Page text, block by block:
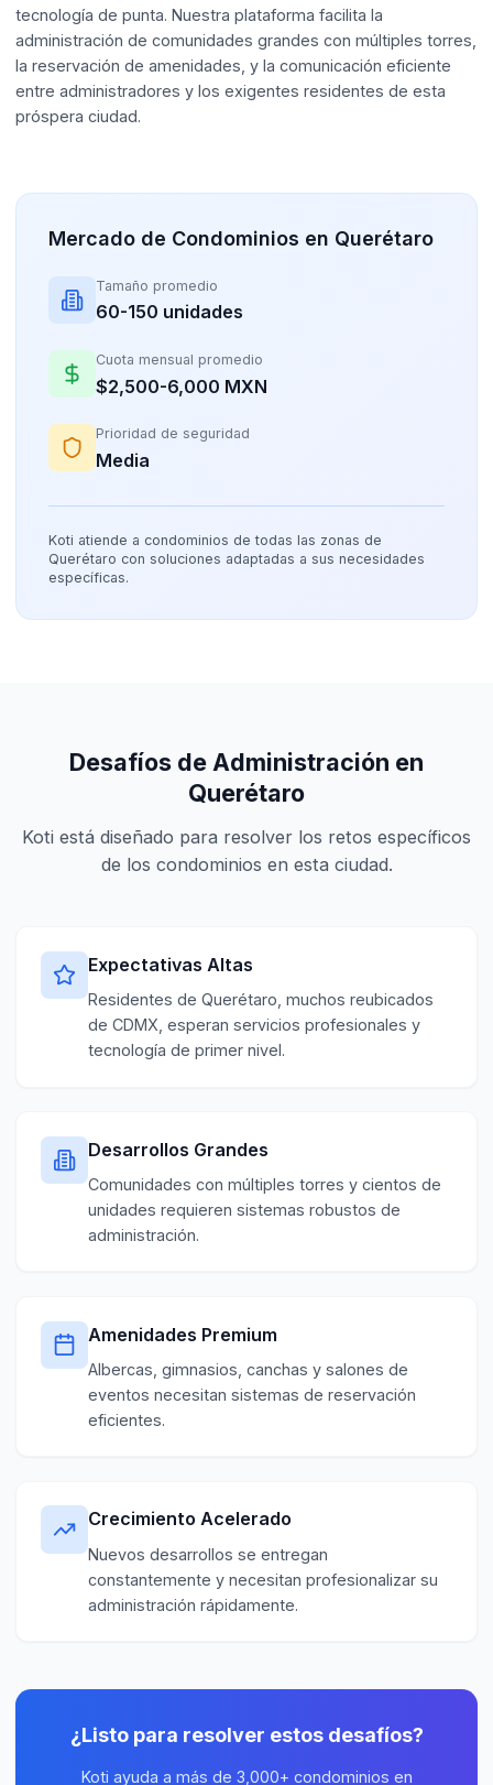
tecnología de punta. Nuestra plataforma facilita la
administración de comunidades grandes con múltiples torres,
la reservación de amenidades, y la comunicación eficiente
entre administradores y los exigentes residentes de esta
próspera ciudad.
Mercado de Condominios en Querétaro
Tamaño promedio
60-150 unidades
Cuota mensual promedio
$2,500-6,000 MXN
Prioridad de seguridad
Media
Koti atiende a condominios de todas las zonas de
Querétaro con soluciones adaptadas a sus necesidades
específicas.
Desafíos de Administración en
Querétaro
Koti está diseñado para resolver los retos específicos
de los condominios en esta ciudad.
Expectativas Altas
Residentes de Querétaro, muchos reubicados
de CDMX, esperan servicios profesionales y
tecnología de primer nivel.
Desarrollos Grandes
Comunidades con múltiples torres y cientos de
unidades requieren sistemas robustos de
administración.
Amenidades Premium
Albercas, gimnasios, canchas y salones de
eventos necesitan sistemas de reservación
eficientes.
Crecimiento Acelerado
Nuevos desarrollos se entregan
constantemente y necesitan profesionalizar su
administración rápidamente.
¿Listo para resolver estos desafíos?
Koti ayuda a más de 3,000+ condominios en